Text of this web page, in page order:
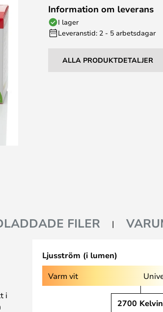
Information om leverans
I lager
Leveranstid: 2 - 5 arbetsdagar
ALLA PRODUKTDETALJER
FILER
i
Ljusström (i lumen)
Varm vit
2700 Kelvin